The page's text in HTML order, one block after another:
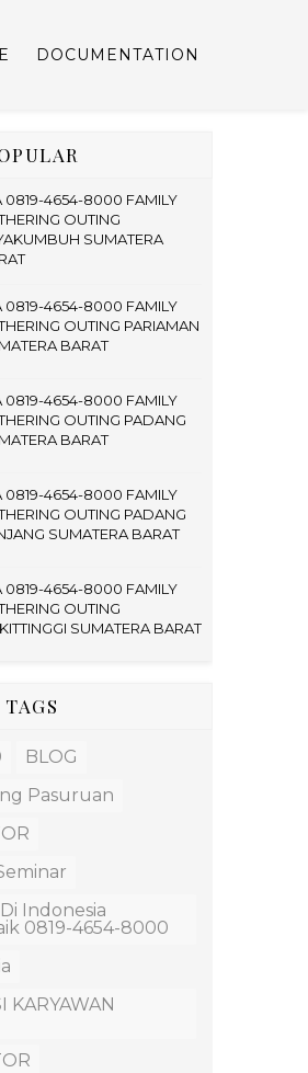
DOCUMENTATION
0819-4654-8000 FAMILY
OUTING
SUMATERA
0819-4654-8000 FAMILY
OUTING PARIAMAN
BARAT
0819-4654-8000 FAMILY
OUTING PADANG
BARAT
0819-4654-8000 FAMILY
OUTING PADANG
SUMATERA BARAT
0819-4654-8000 FAMILY
OUTING
SUMATERA BARAT
TAGS
BLOG
Pasuruan
Indonesia
0819-4654-8000
KARYAWAN